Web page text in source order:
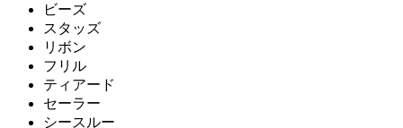
ビーズ
スタッズ
リボン
フリル
ティアード
セーラー
シースルー